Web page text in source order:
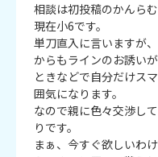
相談は初投稿のかんら
現在小6です。
単刀直入に言いますが
からもラインのお誘い
ときなどで自分だけス
囲気になります。
なので親に色々交渉し
りです。
まぁ、今すぐ欲しいわ